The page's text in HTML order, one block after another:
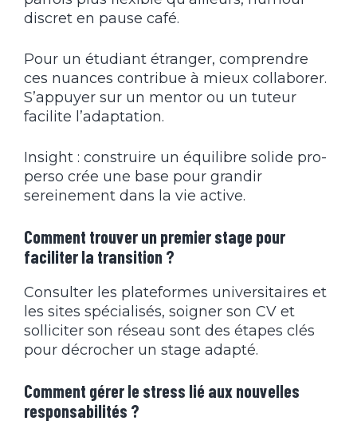
discret en pause café.
Pour un étudiant étranger, comprendre
ces nuances contribue à mieux collaborer.
S’appuyer sur un mentor ou un tuteur
facilite l’adaptation.
Insight : construire un équilibre solide pro-
perso crée une base pour grandir
sereinement dans la vie active.
Comment trouver un premier stage pour
faciliter la transition ?
Consulter les plateformes universitaires et
les sites spécialisés, soigner son CV et
solliciter son réseau sont des étapes clés
pour décrocher un stage adapté.
Comment gérer le stress lié aux nouvelles
responsabilités ?